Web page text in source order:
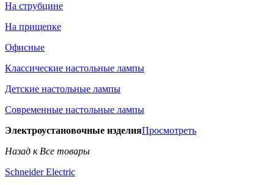
На струбцине
На прищепке
Офисные
Классические настольные лампы
Детские настольные лампы
Современные настольные лампы
Электроустановочные изделияПросмотреть
Назад к Все товары
Schneider Electric